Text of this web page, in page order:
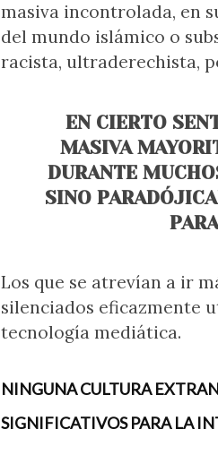
masiva incontrolada, en
del mundo islámico o
racista, ultraderechista,
EN CIERTO
MASIVA
DURANTE
SINO
Los que se atrevían a ir
silenciados eficazmente
tecnología mediática.
NINGUNA CULTURA
SIGNIFICATIVOS PARA LA